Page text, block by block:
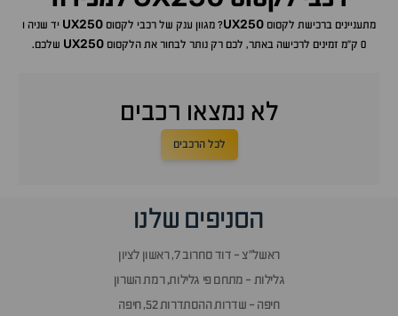
מתעניינים ברכישת לקסוס UX250? מגוון ענק של רכבי לקסוס UX250 יד שניה ו
0 ק"מ זמינים לרכישה באתר, לכם רק נותר לבחור את ה
לקסוס UX250 שלכם.
לא נמצאו רכבים
לכל הרכבים
הסניפים שלנו
ראשל״צ - דוד סחרוב 7, ראשון לציון
גלילות - מתחם פי גלילות, רמת השרון
חיפה - שדרות ההסתדרות 52, חיפה